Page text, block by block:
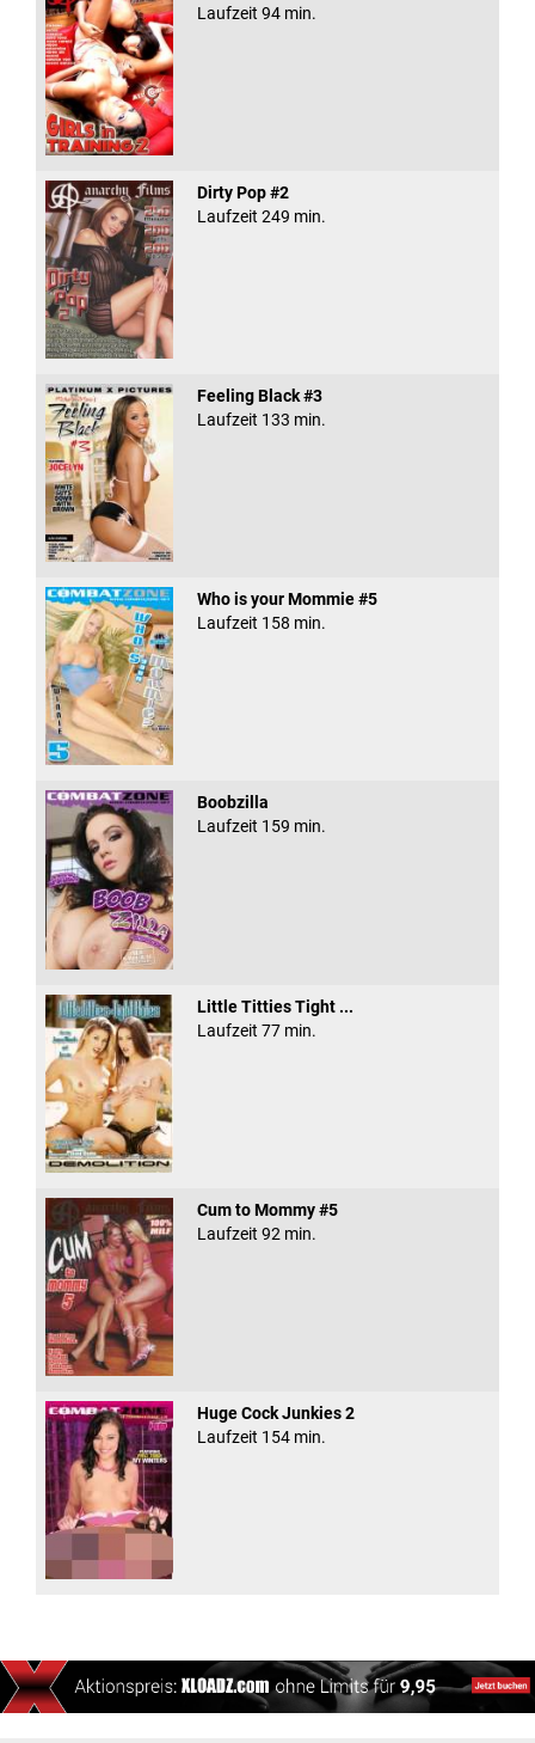
Laufzeit 94 min.
Dirty Pop #2
Laufzeit 249 min.
Feeling Black #3
Laufzeit 133 min.
Who is your Mommie #5
Laufzeit 158 min.
Boobzilla
Laufzeit 159 min.
Little Titties Tight ...
Laufzeit 77 min.
Cum to Mommy #5
Laufzeit 92 min.
Huge Cock Junkies 2
Laufzeit 154 min.